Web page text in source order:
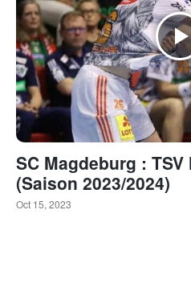
SC Magdeburg :
(Saison 2023/2024)
Oct 15, 2023